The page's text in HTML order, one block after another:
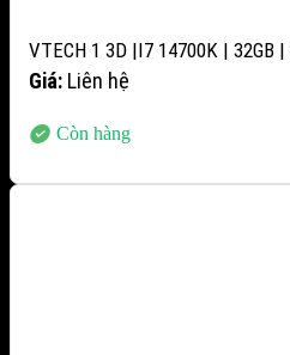
VTECH 1 3D |I7 14700K | 32GB |
Giá: Liên hệ
Còn hàng